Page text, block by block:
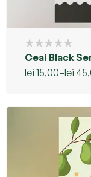
Ceai Black
lei 15,00–lei